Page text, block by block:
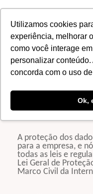
Utilizamos cookies
experiência, melhorar
como você interage
personalizar
concorda com o uso
Ok,
Política
A Política de
informa aos
dados pessoais. Ela
de segurança
os dados pessoais
A proteção dos
para a empresa, e
todas as leis e
Lei Geral de
Marco Civil da